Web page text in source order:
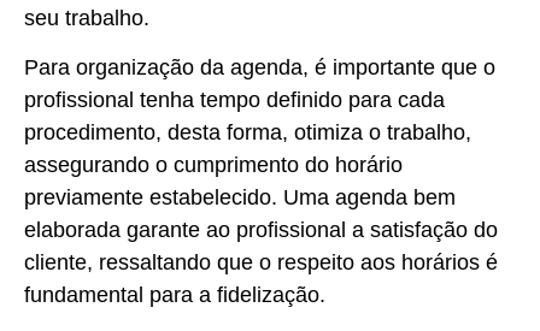
seu trabalho.
Para organização da agenda, é importante que o
profissional tenha tempo definido para cada
procedimento, desta forma, otimiza o trabalho,
assegurando o cumprimento do horário
previamente estabelecido. Uma agenda bem
elaborada garante ao profissional a satisfação do
cliente, ressaltando que o respeito aos horários é
fundamental para a fidelização.